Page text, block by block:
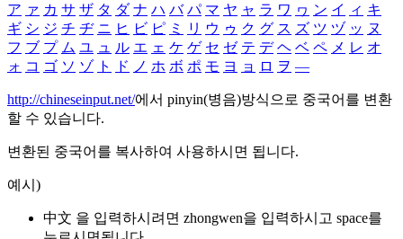
ア ァ カ サ ザ タ ダ ナ ハ バ パ マ ヤ ャ ラ ワ ヮ ン イ ィ キ
ギ シ ジ チ ヂ ニ ヒ ビ ピ ミ リ ウ ゥ ク グ ス ズ ツ ヅ ッ ヌ
フ ブ プ ム ユ ュ ル エ ェ ケ ゲ セ ゼ テ デ ヘ ベ ペ メ レ オ
ォ コ ゴ ソ ゾ ト ド ノ ホ ボ ポ モ ヨ ョ ロ ヲ ―
http://chineseinput.net/에서 pinyin(병음)방식으로 중국어를 변환
할 수 있습니다.
변환된 중국어를 복사하여 사용하시면 됩니다.
예시)
中文 을 입력하시려면 zhongwen을 입력하시고 space를